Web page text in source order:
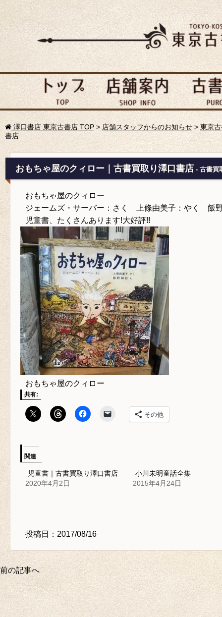
澤口書店 東京古書店 TOP > 店舗スタッフからのお知らせ> 東京
書店
おもちゃ屋のクィロー｜古書買取り澤口書店 - 古書買
おもちゃ屋のクィロー
ジェームズ・サーバー：さく 上條由美子：やく 飯
児童書、たくさんあります!大好評!!
おもちゃ屋のクィロー
共有:
その他
関連
児童書｜古書買取り澤口書店
2020年4月2日
小川未明童話全集
2015年4月24日
投稿日：2017/08/16
前の記事へ